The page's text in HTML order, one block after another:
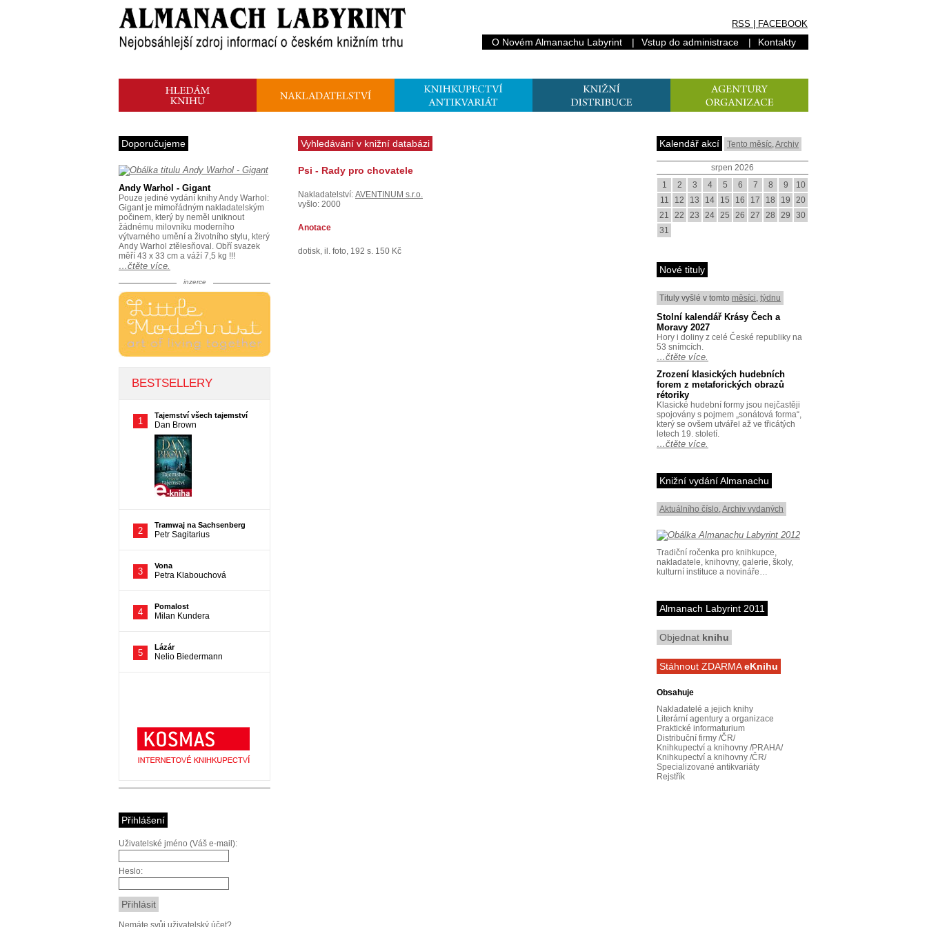
RSS FACEBOOK
O Novém Almanachu Labyrint | Vstup do administrace | Kontakty
Vyhledávání v knižní databázi
Psi - Rady pro chovatele
Nakladatelství: AVENTINUM s.r.o.
vyšlo: 2000
Anotace
dotisk, il. foto, 192 s. 150 Kč
Doporučujeme
Andy Warhol - Gigant
Pouze jediné vydání knihy Andy Warhol:
Gigant je mimořádným nakladatelským
počinem, který by neměl uniknout
žádnému milovníku moderního
výtvarného umění a životního stylu, který
Andy Warhol ztělesňoval. Obří svazek
měří 43 x 33 cm a váží 7,5 kg !!!
…čtěte více.
inzerce
Přihlášení
Uživatelské jméno (Váš e-mail):
Heslo:
Nemáte svůj uživatelský účet?
Kalendář akcí Tento měsíc,Archiv
srpen 2026
1
2 3 4 5 6 7 8 9
10
11
12 13 14 15 16 17 18 19
20
21
22 23 24 25 26 27 28 29
30
31
Nové tituly
Tituly vyšlé v tomto měsíci, týdnu
Stolní kalendář Krásy Čech a
Moravy 2027
Hory i doliny z celé České republiky na
53 snímcích.
…čtěte více.
Zrození klasických hudebních
forem z metaforických obrazů
rétoriky
Klasické hudební formy jsou nejčastěji
spojovány s pojmem „sonátová forma“,
který se ovšem utvářel až ve třicátých
letech 19. století.
…čtěte více.
Knižní vydání Almanachu
Aktuálního číslo,Archiv vydaných
Tradiční ročenka pro knihkupce,
nakladatele, knihovny, galerie, školy,
kulturní instituce a novináře…
Almanach Labyrint 2011
Objednat knihu
Stáhnout ZDARMAeKnihu
Obsahuje
Nakladatelé a jejich knihy
Literární agentury a organizace
Praktické informaturium
Distribuční firmy /ČR/
Knihkupectví a knihovny /PRAHA/
Knihkupectví a knihovny /ČR/
Specializované antikvariáty
Rejstřík